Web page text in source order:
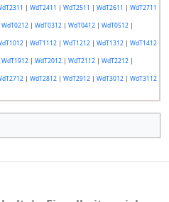
| WdT2411 | WdT2511 | WdT2611 | WdT2711
WdT0212| WdT0312| WdT0412| WdT0512|
| WdT1112| WdT1212| WdT1312| WdT1412
WdT1912| WdT2012| WdT2112| WdT2212|
| WdT2812| WdT2912| WdT3012| WdT3112